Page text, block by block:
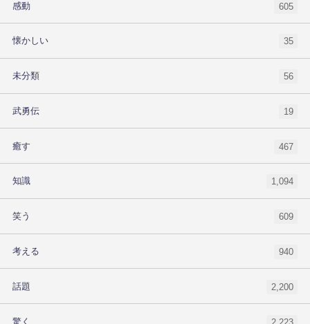
感動 605
懐かしい 35
未分類 56
武勇伝 19
癒す 467
知識 1,094
笑う 609
考える 940
話題 2,200
驚く 2,223